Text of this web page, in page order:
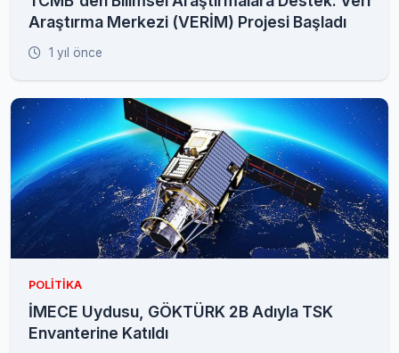
Araştırma Merkezi (VERİM) Projesi Başladı
1 yıl önce
POLITIKA
İMECE Uydusu, GÖKTÜRK 2B Adıyla TSK
Envanterine Katıldı